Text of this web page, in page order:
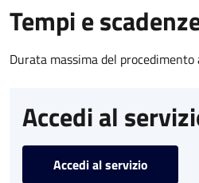
Tempi e
Durata massima del
Accedi al
Accedi al servizio